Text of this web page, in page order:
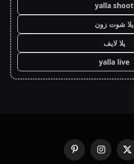
yalla shoot
يلا شوت زون
يلا لايف
yalla live
X
الانستغرامبينتيريست